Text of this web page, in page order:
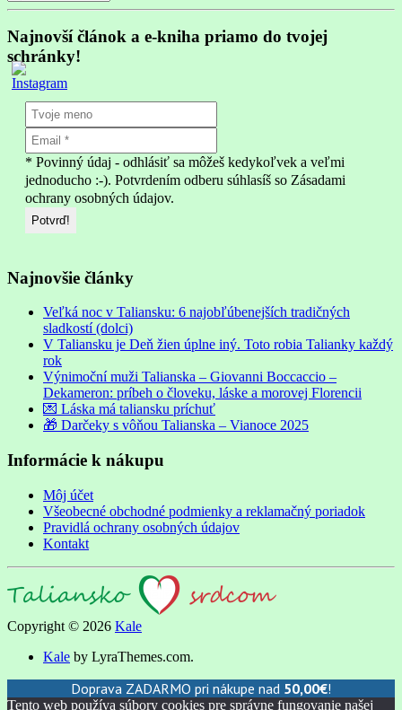
Najnovší článok a e-kniha priamo do tvojej
schránky!
* Povinný údaj - odhlásiť sa môžeš kedykoľvek a veľmi
jednoducho :-). Potvrdením odberu súhlasíš so Zásadami
ochrany osobných údajov.
Najnovšie články
Veľká noc v Taliansku: 6 najobľúbenejších tradičných
sladkostí (dolci)
V Taliansku je Deň žien úplne iný. Toto robia Talianky každý
rok
Výnimoční muži Talianska – Giovanni Boccaccio –
Dekameron: príbeh o človeku, láske a morovej Florencii
💌 Láska má taliansku príchuť
🎁 Darčeky s vôňou Talianska – Vianoce 2025
Informácie k nákupu
Môj účet
Všeobecné obchodné podmienky a reklamačný poriadok
Pravidlá ochrany osobných údajov
Kontakt
Copyright © 2026 Kale
Kale by LyraThemes.com.
Doprava ZADARMO pri nákupe nad 50,00€!
Tento web používa súbory cookies pre správne fungovanie našej